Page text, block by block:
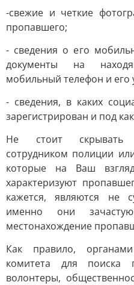
-свежие и четкие
пропавшего;
- сведения о его
документы на
мобильный телефон и его
- сведения, в каких
зарегистрирован и под
Не стоит скрывать
сотрудником полиции
которые на Ваш
характеризуют
кажется, являются не
именно они
местонахождение
Как правило,
комитета для поиска
волонтеры,